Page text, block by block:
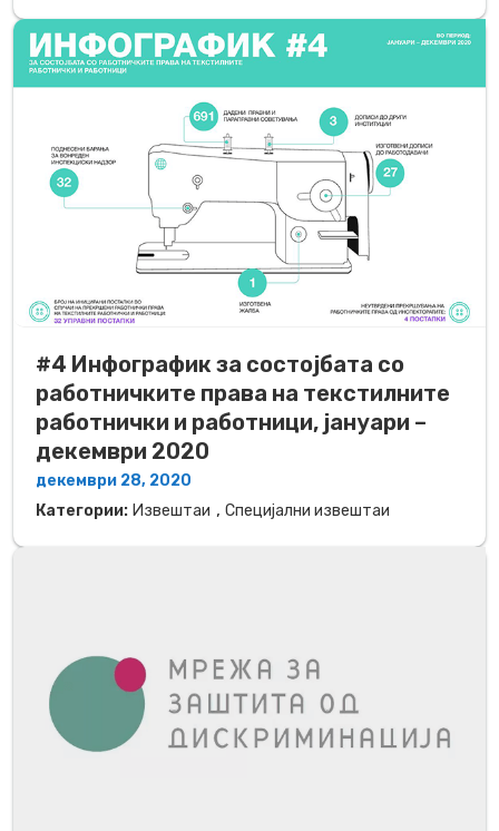
#4 Инфографик за состојбата со
работничките права на текстилните
работнички и работници, јануари –
декември 2020
декември 28, 2020
Категории: Извештаи , Специјални извештаи